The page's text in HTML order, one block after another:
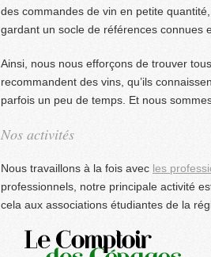
des commandes de vin en petite
gardant un socle de références connues
Ainsi, nous nous efforçons de trouver
recommandent des vins, qu’ils
parfois un peu de temps. Et nous
Nos activités
Nous travaillons à la fois avec les
professionnels, notre principale activité
cela aux associations étudiantes de la